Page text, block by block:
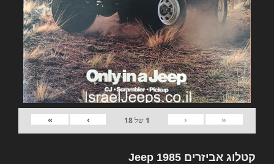
«
‹
1 של18
›
»
קטלוג אביזרים Jeep 1985